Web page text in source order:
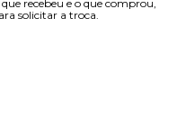
recebeu e o que comprou,
solicitar a troca.